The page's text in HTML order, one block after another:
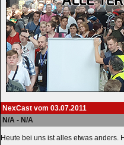
NexCast vom 03.07.2011
N/A - N/A
Heute bei uns ist alles etwas anders.